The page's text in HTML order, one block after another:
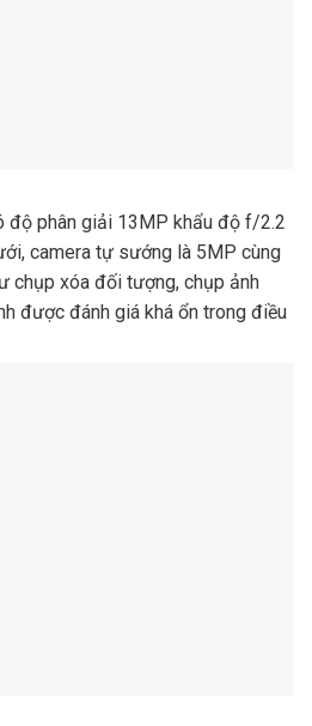
độ phân giải 13MP khẩu độ f/2.2
camera tự sướng là 5MP cùng
chụp xóa đối tượng, chụp ảnh
được đánh giá khá ổn trong điều